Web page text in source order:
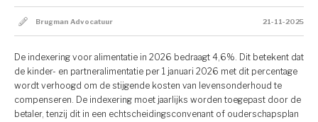
Brugman Advocatuur 21-11-2025
De indexering voor alimentatie in 2026 bedraagt 4,6%. Dit betekent dat
de kinder- en partneralimentatie per 1 januari 2026 met dit percentage
wordt verhoogd om de stijgende kosten van levensonderhoud te
compenseren. De indexering moet jaarlijks worden toegepast door de
betaler, tenzij dit in een echtscheidingsconvenant of ouderschapsplan